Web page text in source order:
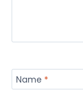
Name *